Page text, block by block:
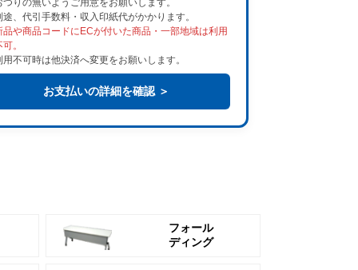
つりの無いようご用意をお願いします。
途、代引手数料・収入印紙代がかかります。
品や商品コードにECが付いた商品・一部地域は利用
。
用不可時は他決済へ変更をお願いします。
お支払いの詳細を確認 ＞
フォール
ディング